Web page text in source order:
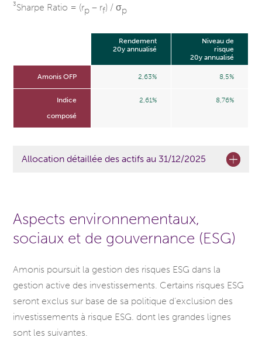
3Sharpe Ratio = (rp– rf) /σp
Rendement
20y annualisé
Niveau de
risque
20y annualisé
Amonis OFP 2,63% 8,5%
Indice
composé
2,61% 8,76%
Allocation détaillée des actifs au 31/12/2025
Aspects environnementaux,
sociaux et de gouvernance (ESG)
Amonis poursuit la gestion des risques ESG dans la
gestion active des investissements. Certains risques ESG
seront exclus sur base de sa politique d’exclusion des
investissements à risque ESG. dont les grandes lignes
sont les suivantes.